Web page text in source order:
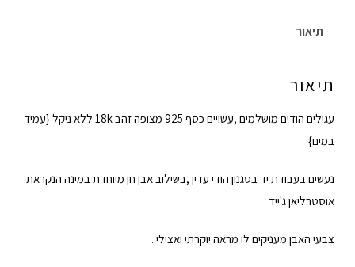
תיאור
תיאור
עגילים הודים מושלמים ,עשויים כסף 925 מצופה זהב 18k ללא ניקל {עמיד
במים}
נעשים בעבודת יד בסגנון הודי עדין ,בשילוב אבן חן מיוחדת במינה הנקראת
אוסטרליאן ג'ייד
צבעי האבן מעניקים לו מראה יוקרתי ואצילי .